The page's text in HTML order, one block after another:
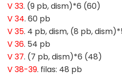
V 33. (9 pb, dism)*6 (60)
V 34. 60 pb
V 35. 4 pb, dism, (8 pb,
V 36. 54 pb
V 37. (7 pb, dism)*6 (48)
V 38-39. filas: 48 pb